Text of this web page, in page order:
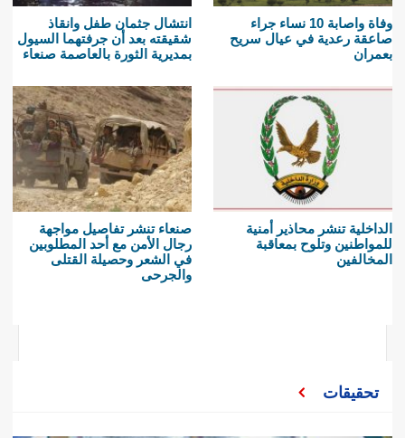
وفاة واصابة 10 نساء جراء
صاعقة رعدية في عيال سريح
بعمران
انتشال جثمان طفل وانقاذ
شقيقته بعد أن جرفتهما السيول
بمديرية الثورة بالعاصمة صنعاء
الداخلية تنشر محاذير أمنية
للمواطنين وتلوح بمعاقبة
المخالفين
صنعاء تنشر تفاصيل مواجهة
رجال الأمن مع أحد المطلوبين
في الشعر وحصيلة القتلى
والجرحى
تحقيقات